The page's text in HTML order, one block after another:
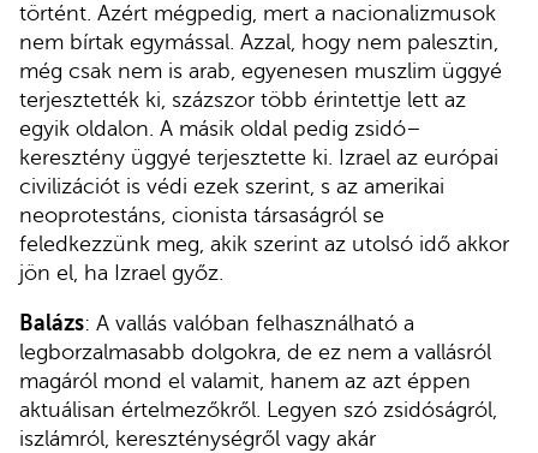
történt. Azért mégpedig, mert a nacionalizmusok
nem bírtak egymással. Azzal, hogy nem palesztin,
még csak nem is arab, egyenesen muszlim üggyé
terjesztették ki, százszor több érintettje lett az
egyik oldalon. A másik oldal pedig zsidó–
keresztény üggyé terjesztette ki. Izrael az európai
civilizációt is védi ezek szerint, s az amerikai
neoprotestáns, cionista társaságról se
feledkezzünk meg, akik szerint az utolsó idő akkor
jön el, ha Izrael győz.
Balázs: A vallás valóban felhasználható a
legborzalmasabb dolgokra, de ez nem a vallásról
magáról mond el valamit, hanem az azt éppen
aktuálisan értelmezőkről. Legyen szó zsidóságról,
iszlámról, kereszténységről vagy akár